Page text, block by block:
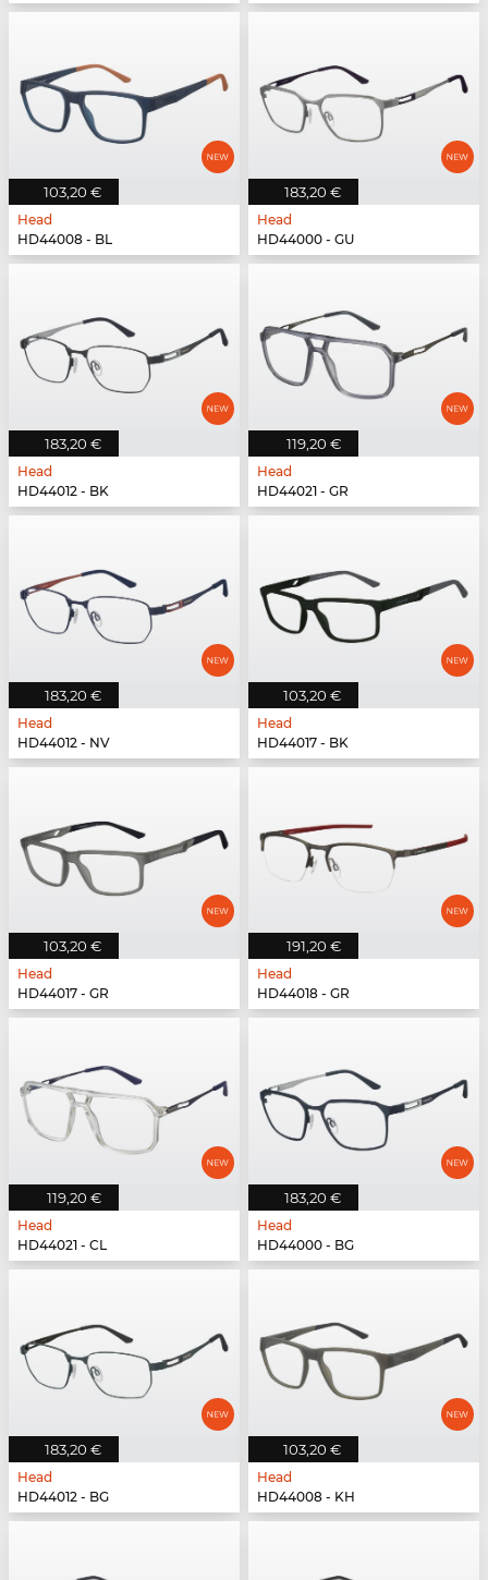
103,20 €
Head
HD44008 - BL
183,20 €
Head
HD44000 - GU
183,20 €
Head
HD44012 - BK
119,20 €
Head
HD44021 - GR
183,20 €
Head
HD44012 - NV
103,20 €
Head
HD44017 - BK
103,20 €
Head
HD44017 - GR
191,20 €
Head
HD44018 - GR
119,20 €
Head
HD44021 - CL
183,20 €
Head
HD44000 - BG
183,20 €
Head
HD44012 - BG
103,20 €
Head
HD44008 - KH